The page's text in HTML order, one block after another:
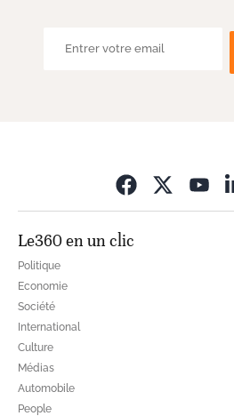
Le360 en un clic
Politique
Economie
Société
International
Culture
Médias
Automobile
People